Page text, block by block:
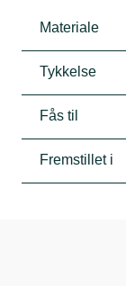
Materiale
Tykkelse
Fås til
Fremstillet i